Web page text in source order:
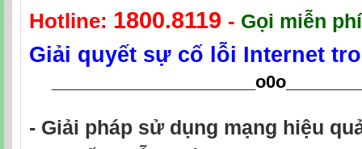
Hotline: 1800.8119 - Gọi miễn
Giải quyết sự cố lỗi Internet
_____________________o0o
- Giải pháp sử dụng mạng hiệu